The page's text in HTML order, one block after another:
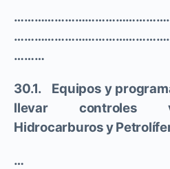
………
30.1. Equipos y
llevar controles
Hidrocarburos y
…